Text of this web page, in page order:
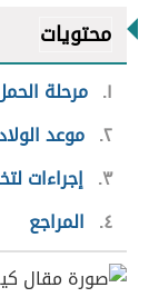
محتويات
١ مرحلة
٢ موعد
٣ إجراءات
٤
المراجع